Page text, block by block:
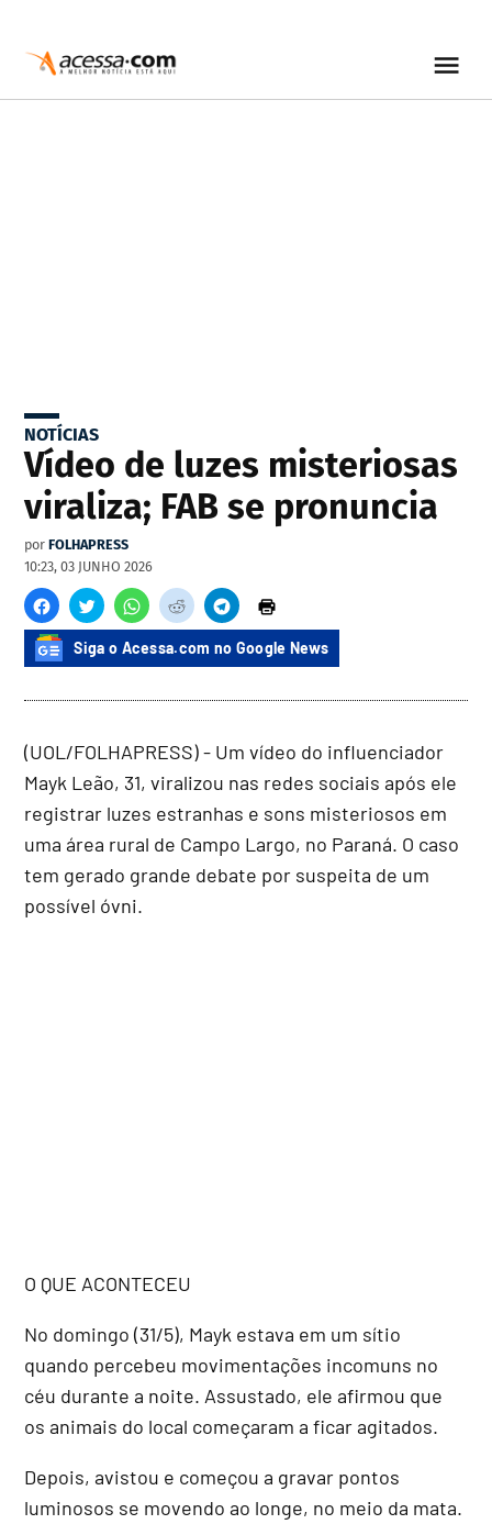
NOTÍCIAS
Vídeo de luzes misteriosas
viraliza; FAB se pronuncia
por FOLHAPRESS
10:23, 03 JUNHO 2026
Siga o Acessa.com no Google News
(UOL/FOLHAPRESS) - Um vídeo do influenciador
Mayk Leão, 31, viralizou nas redes sociais após ele
registrar luzes estranhas e sons misteriosos em
uma área rural de Campo Largo, no Paraná. O caso
tem gerado grande debate por suspeita de um
possível óvni.
O QUE ACONTECEU
No domingo (31/5), Mayk estava em um sítio
quando percebeu movimentações incomuns no
céu durante a noite. Assustado, ele afirmou que
os animais do local começaram a ficar agitados.
Depois, avistou e começou a gravar pontos
luminosos se movendo ao longe, no meio da mata.